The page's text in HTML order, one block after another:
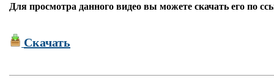
Для просмотра данного видео вы можете скачать его по
Скачать